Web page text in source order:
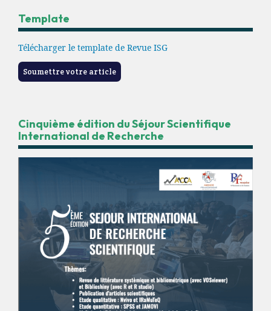
Template
Télécharger le template de Revue ISG
Soumettre votre article
Cinquième édition du Séjour Scientifique
International de Recherche